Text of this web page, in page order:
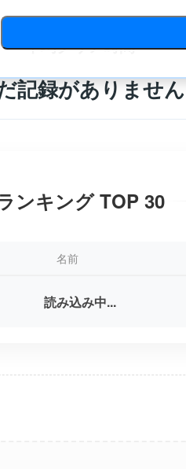
平均クリア時間
記録がありません
ンキング TOP 30
名前
読み込み中...